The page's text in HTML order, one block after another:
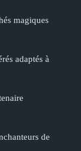
magiques
adaptés à
de